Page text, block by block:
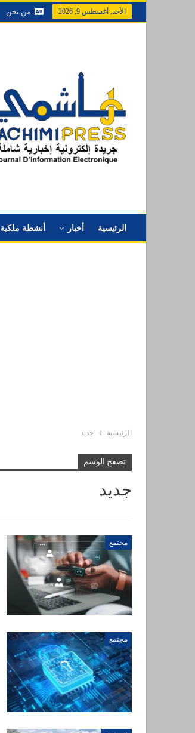
الأحد, أغسطس 9, 2026 من نحن
الرئيسية أخبار أنشطة ملكية
الرئيسية جديد
تصفح الوسم
جديد
مجتمع
مجتمع